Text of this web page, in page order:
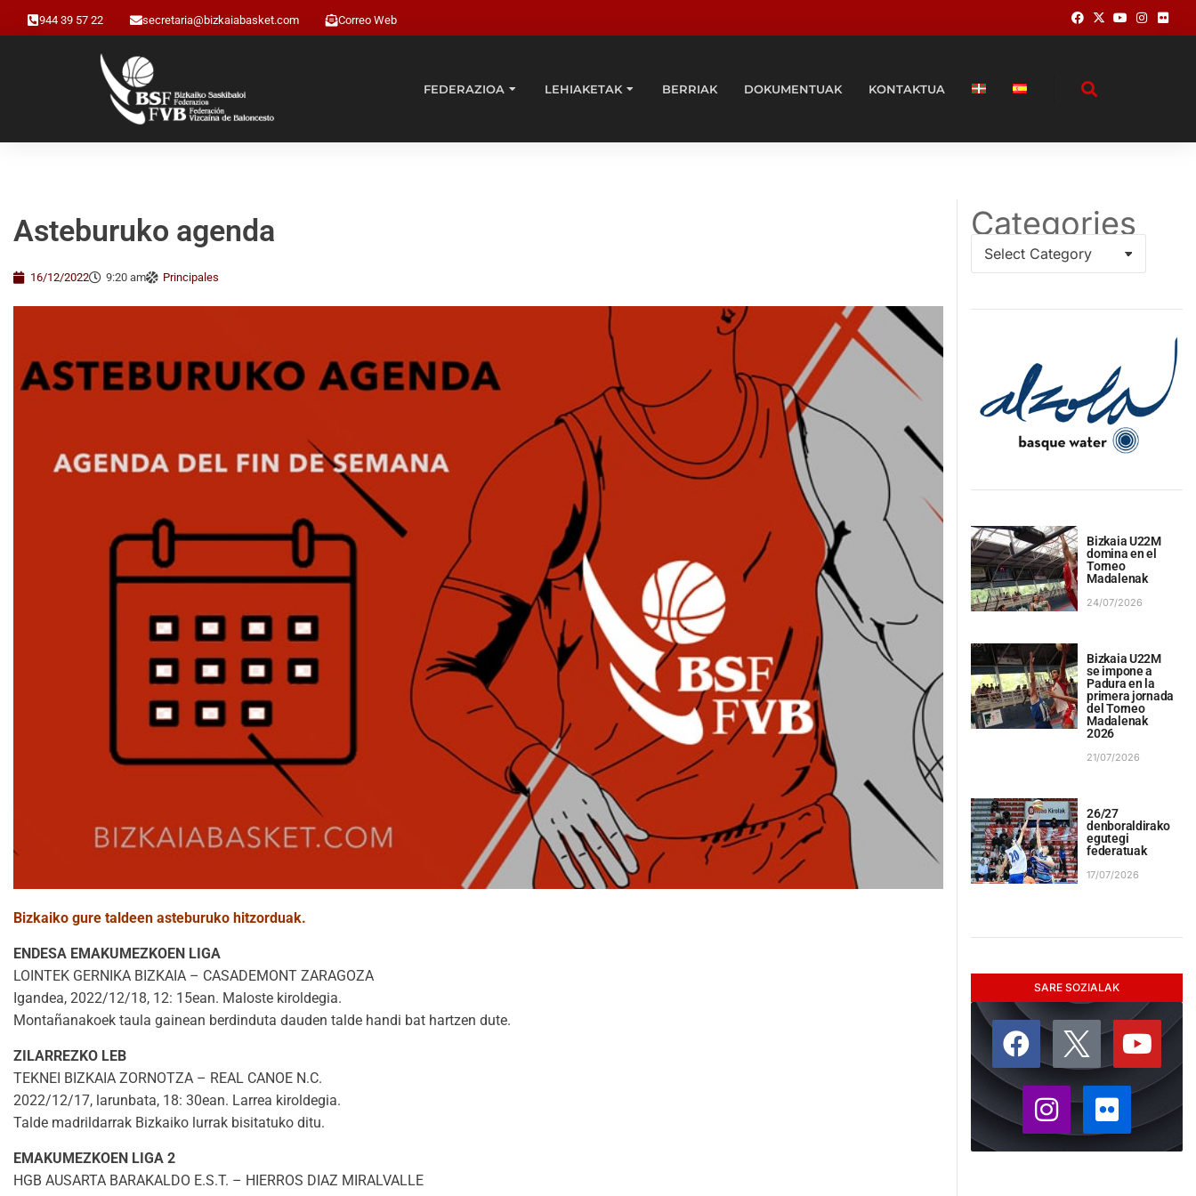
944 39 57 22 secretaria@bizkaiabasket.com Correo Web
FEDERAZIOA LEHIAKETAK BERRIAK DOKUMENTUAK KONTAKTUA
Asteburuko agenda
16/12/2022 9:20 am Principales
Bizkaiko gure taldeen asteburuko hitzorduak.
ENDESA EMAKUMEZKOEN LIGA
LOINTEK GERNIKA BIZKAIA – CASADEMONT ZARAGOZA
Igandea, 2022/12/18, 12: 15ean. Maloste kiroldegia.
Montañanakoek taula gainean berdinduta dauden talde handi bat hartzen dute.
ZILARREZKO LEB
TEKNEI BIZKAIA ZORNOTZA – REAL CANOE N.C.
2022/12/17, larunbata, 18: 30ean. Larrea kiroldegia.
Talde madrildarrak Bizkaiko lurrak bisitatuko ditu.
EMAKUMEZKOEN LIGA 2
HGB AUSARTA BARAKALDO E.S.T. – HIERROS DIAZ MIRALVALLE
Categories
Bizkaia U22M
domina en el
Torneo
Madalenak
24/07/2026
Bizkaia U22M
se impone a
Padura en la
primera jornada
del Torneo
Madalenak
2026
21/07/2026
26/27
denboraldirako
egutegi
federatuak
17/07/2026
SARE SOZIALAK